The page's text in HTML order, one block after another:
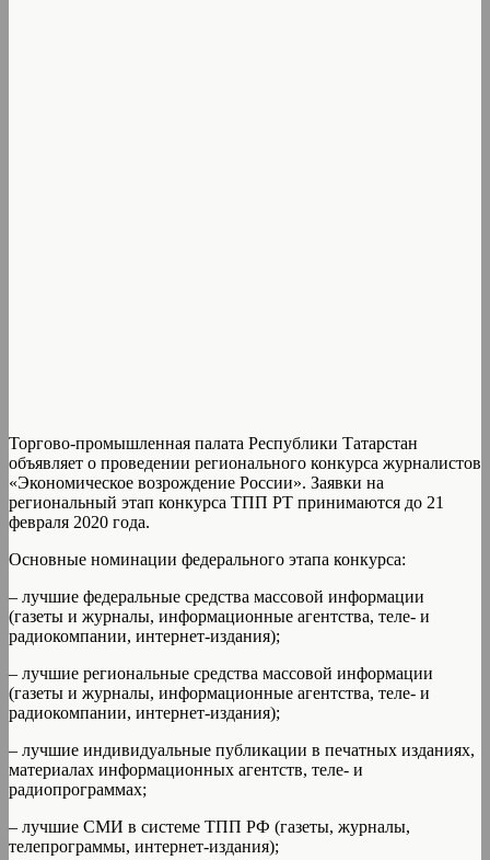
Торгово-промышленная палата Республики Татарстан
объявляет о проведении регионального конкурса журналистов
«Экономическое возрождение России». Заявки на
региональный этап конкурса ТПП РТ принимаются до 21
февраля 2020 года.
Основные номинации федерального этапа конкурса:
– лучшие федеральные средства массовой информации
(газеты и журналы, информационные агентства, теле- и
радиокомпании, интернет-издания);
– лучшие региональные средства массовой информации
(газеты и журналы, информационные агентства, теле- и
радиокомпании, интернет-издания);
– лучшие индивидуальные публикации в печатных изданиях,
материалах информационных агентств, теле- и
радиопрограммах;
– лучшие СМИ в системе ТПП РФ (газеты, журналы,
телепрограммы, интернет-издания);